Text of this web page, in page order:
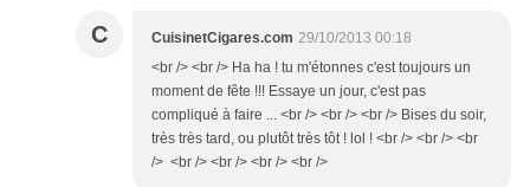
C CuisinetCigares.com 29/10/2013 00:18
<br /> <br /> Ha ha ! tu m'étonnes c'est toujours un
moment de fête !!! Essaye un jour, c'est pas
compliqué à faire ... <br /> <br /> <br /> Bises du soir,
très très tard, ou plutôt très tôt ! lol ! <br /> <br /> <br
/> <br /> <br /> <br /> <br />